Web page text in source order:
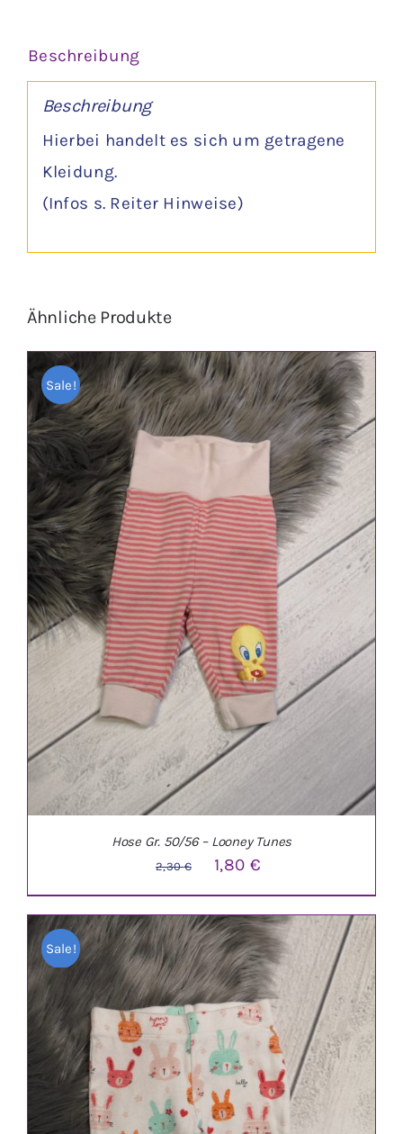
Beschreibung
Beschreibung
Hierbei handelt es sich um getragene
Kleidung.
(Infos s. Reiter Hinweise)
Ähnliche Produkte
Sale!
IN DEN WARENKORB / DETAILS
Hose Gr. 50/56 – Looney Tunes
2,30€
Ursprünglicher
Preis
war:
2,30 €
1,80 €Aktueller
Preis
ist:
1,80 €.
Sale!